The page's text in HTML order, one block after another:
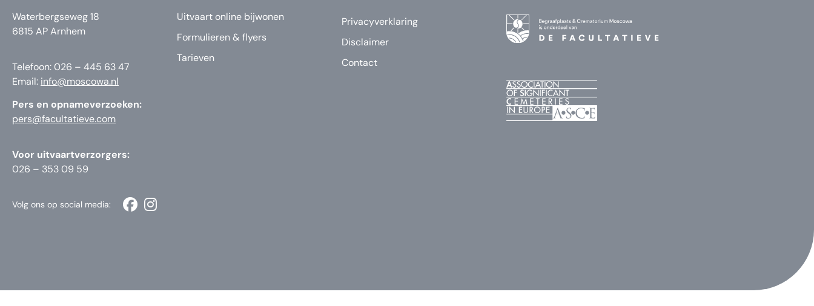
Waterbergseweg 18
6815 AP Arnhem
Telefoon: 026 – 445 63 47
Email: info@moscowa.nl
Pers en opnameverzoeken:
pers@facultatieve.com
Voor uitvaartverzorgers:
026 – 353 09 59
Uitvaart online bijwonen
Formulieren & flyers
Tarieven
Privacyverklaring
Disclaimer
Contact
Volg ons op social media: